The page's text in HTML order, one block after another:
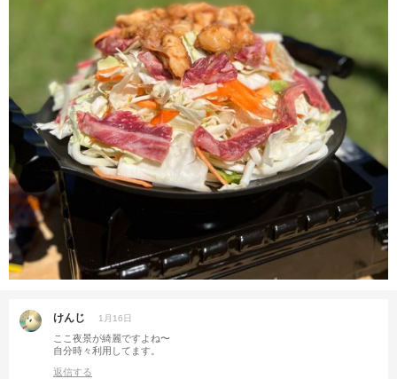
けんじ 1月16日
ここ夜景が綺麗ですよね〜
自分時々利用してます。
返信する